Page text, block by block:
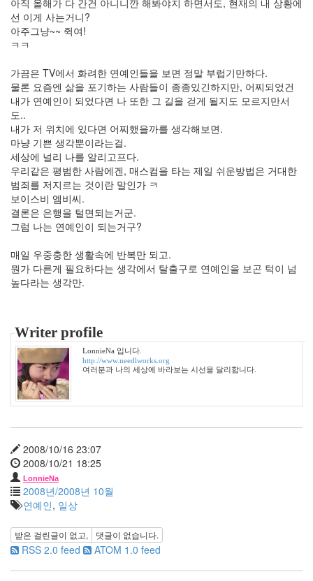
아직 올해가 다 간건 아니니깐 해봐야지 하면서도, 현재의 내 상황에
선 이게 사는거니?
아주그냥~~ 쥑여!
ㅋㅋ
가끔은 TV에서 화려한 연예인들을 보면 정말 부럽기만하다.
물론 요즘엔 삶을 포기하는 사람들이 종종있긴하지만, 어찌되었건
내가 연예인이 되었다면 나 또한 그 길을 걷게 될지도 모르지만서
도..
내가 저 위치에 있다면 어찌했을까를 생각해보면.
마냥 기쁜 생각뿐이라는걸.
세상에 널리 나를 알리고프다.
우리같은 평범한 사람에겐, 매스컴을 타는 제일 쉬운방법은 거대한
범죄를 저지르는 것이란 말인가 ㅋ
보이스비 엠비씨.
결론은 은행을 털면되는거군.
그럼 나는 연예인이 되는거구?
매일 우중충한 생활속에 반복만 되고.
뭔가 다른게 필요하다는 생각에서 탈출구로 연예인을 보곤 턱이 넘
높다라는 생각만.
Writer profile
LonnieNa 입니다.
http://www.needlworks.org
여러분과 나의 세상에 바라보는 시선을 달리합니다.
2008/10/16 23:07
2008/10/21 18:25
LonnieNa
2008년/2008년 10월
연예인, 일상
받은 걸린글이 없고, 댓글이 없습니다.
RSS 2.0 feed ATOM 1.0 feed
월
6
2011
년
월
2
2011
년
6
월
3
2011
년
7
월
5
년
8
월
년
9
월
1
2011
년
월
2011
년
11
월
3
2011
년
12